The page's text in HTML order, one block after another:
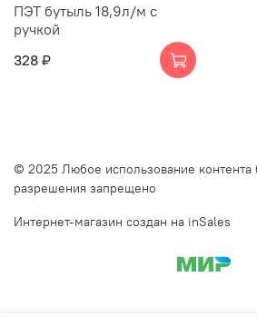
ПЭТ бутыль 18,9л/м с
ручкой
328 ₽
© 2025 Любое использование контента
разрешения запрещено
Интернет-магазин создан на inSales